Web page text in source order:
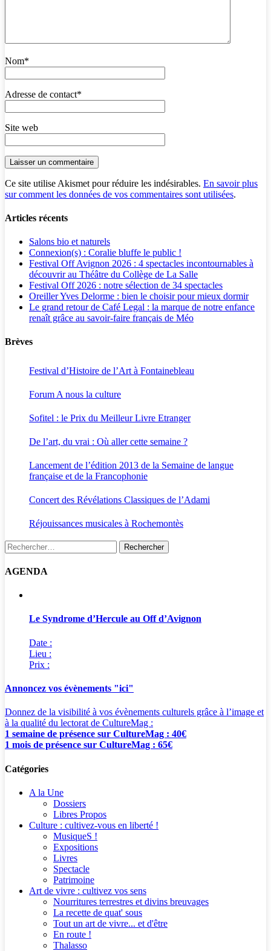
Nom*
Adresse de contact*
Site web
Ce site utilise Akismet pour réduire les indésirables. En savoir plus
sur comment les données de vos commentaires sont utilisées.
Articles récents
Salons bio et naturels
Connexion(s) : Coralie bluffe le public !
Festival Off Avignon 2026 : 4 spectacles incontournables à
découvrir au Théâtre du Collège de La Salle
Festival Off 2026 : notre sélection de 34 spectacles
Oreiller Yves Delorme : bien le choisir pour mieux dormir
Le grand retour de Café Legal : la marque de notre enfance
renaît grâce au savoir-faire français de Méo
Brèves
Festival d’Histoire de l’Art à Fontainebleau
Forum A nous la culture
Sofitel : le Prix du Meilleur Livre Etranger
De l’art, du vrai : Où aller cette semaine ?
Lancement de l’édition 2013 de la Semaine de langue
française et de la Francophonie
Concert des Révélations Classiques de l’Adami
Réjouissances musicales à Rochemontès
Rechercher :
AGENDA
Le Syndrome d’Hercule au Off d’Avignon
Date :
Lieu :
Prix :
Annoncez vos évènements "ici"
Donnez de la visibilité à vos évènements culturels grâce à l’image et
à la qualité du lectorat de CultureMag :
1 semaine de présence sur CultureMag : 40€
1 mois de présence sur CultureMag : 65€
Catégories
A la Une
Dossiers
Libres Propos
Culture : cultivez-vous en liberté !
MusiqueS !
Expositions
Livres
Spectacle
Patrimoine
Art de vivre : cultivez vos sens
Nourritures terrestres et divins breuvages
La recette de quat' sous
Tout un art de vivre... et d'être
En route !
Thalasso